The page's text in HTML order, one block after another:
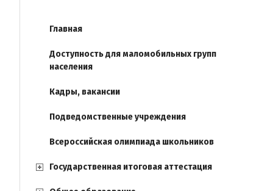
Главная
Доступность для маломобильных групп
населения
Кадры, вакансии
Подведомственные учреждения
Всероссийская олимпиада школьников
Государственная итоговая аттестация